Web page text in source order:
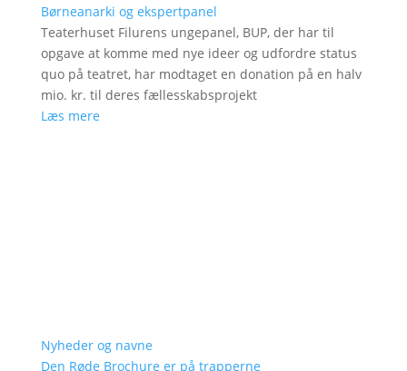
Børneanarki og ekspertpanel
Teaterhuset Filurens ungepanel, BUP, der har til
opgave at komme med nye ideer og udfordre status
quo på teatret, har modtaget en donation på en halv
mio. kr. til deres fællesskabsprojekt
Læs mere
Nyheder og navne
Den Røde Brochure er på trapperne